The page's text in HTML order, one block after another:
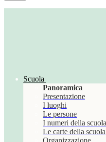
Scuola
Panoramica
Presentazione
I luoghi
Le persone
I numeri della scuola
Le carte della scuola